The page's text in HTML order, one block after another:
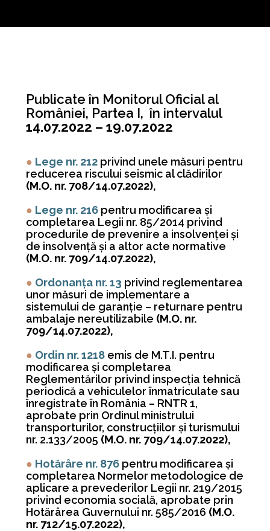
Publicate în Monitorul Oficial al
României, Partea I, în intervalul
14.07.2022 – 19.07.2022
● Lege nr. 212 privind unele măsuri pentru
reducerea riscului seismic al clădirilor
(M.O. nr. 708/14.07.2022),
● Lege nr. 216 pentru modificarea şi
completarea Legii nr. 85/2014 privind
procedurile de prevenire a insolvenţei şi
de insolvenţă şi a altor acte normative
(M.O. nr. 709/14.07.2022),
● Ordonanța nr. 13 privind reglementarea
unor măsuri de implementare a
sistemului de garanţie – returnare pentru
ambalaje nereutilizabile (M.O. nr.
709/14.07.2022),
● Ordin nr. 1218 emis de M.T.I. pentru
modificarea şi completarea
Reglementărilor privind inspecţia tehnică
periodică a vehiculelor înmatriculate sau
înregistrate în România – RNTR 1,
aprobate prin Ordinul ministrului
transporturilor, construcţiilor şi turismului
nr. 2.133/2005 (M.O. nr. 709/14.07.2022),
● Hotărâre nr. 876 pentru modificarea şi
completarea Normelor metodologice de
aplicare a prevederilor Legii nr. 219/2015
privind economia socială, aprobate prin
Hotărârea Guvernului nr. 585/2016 (M.O.
nr. 712/15.07.2022),